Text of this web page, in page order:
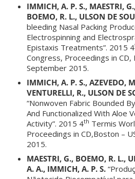
IMMICH, A. P. S., MAESTRI,
BOEMO, R. L., ULSON DE
bleeding Nasal Packing
Electrospinning and
Epistaxis Treatments”. 2015 4
Congress, Proceedings in CD,
September 2015.
IMMICH, A. P. S., AZEVEDO,
VENTURELLI, R., ULSON DE
“Nonwoven Fabric Bounded
And Functionalized With Aloe
Activity”. 2015 4th Termis
Proceedings in CD,Boston –
2015.
MAESTRI, G., BOEMO, R. L.,
A. A., IMMICH, A. P. S.